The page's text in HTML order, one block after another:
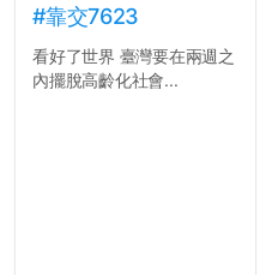
#靠交7623
看好了世界 臺灣要在兩週之
內擺脫高齡化社會...